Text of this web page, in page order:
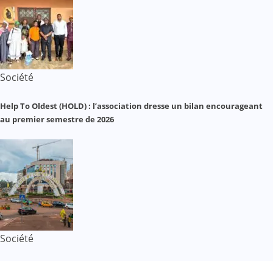
Société
Help To Oldest (HOLD) : l’association dresse un bilan encourageant
au premier semestre de 2026
Société